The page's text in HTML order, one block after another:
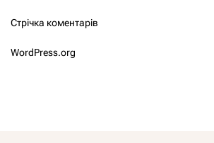
Стрічка коментарів
WordPress.org